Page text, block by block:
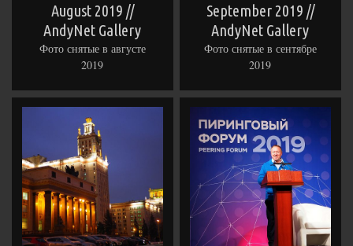
August 2019 //
AndyNet Gallery
Фото снятые в августе
2019
September 2019 //
AndyNet Gallery
Фото снятые в сентябре
2019